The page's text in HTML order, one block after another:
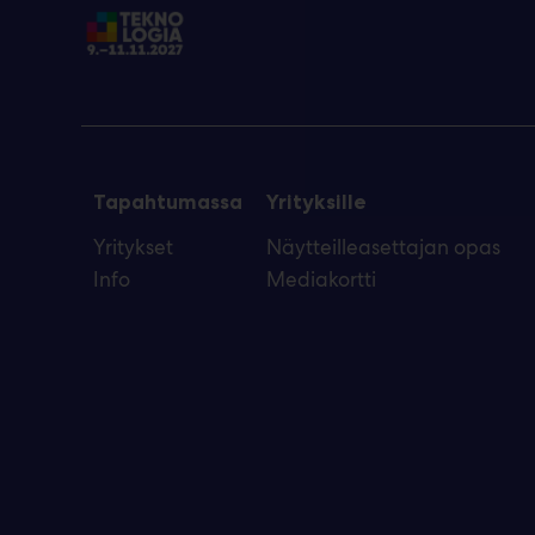
Tapahtumassa
Yritykset
Info
Yrityksille
Näytteilleasettajan opas
Mediakortti